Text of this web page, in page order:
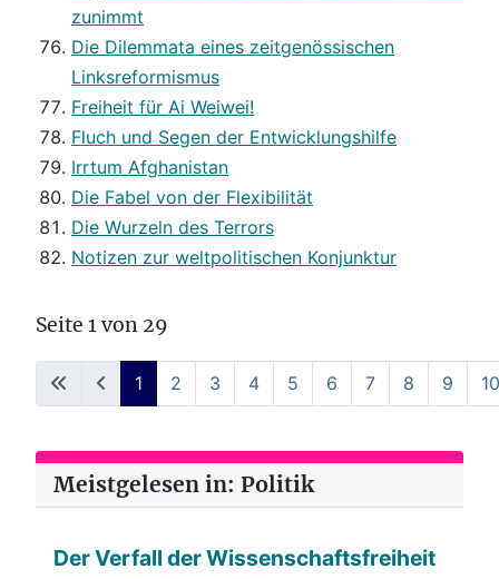
zunimmt
Die Dilemmata eines zeitgenössischen
Linksreformismus
Freiheit für Ai Weiwei!
Fluch und Segen der Entwicklungshilfe
Irrtum Afghanistan
Die Fabel von der Flexibilität
Die Wurzeln des Terrors
Notizen zur weltpolitischen Konjunktur
Seite 1 von 29
1 2 3 4 5 6 7 8 9 10
Meistgelesen in: Politik
Der Verfall der Wissenschaftsfreiheit